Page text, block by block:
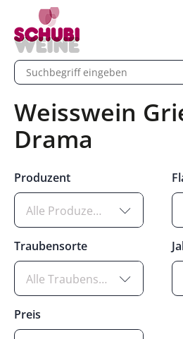
eingeben
Weisswein
Drama
Produzent
Alle Produzenten
Traubensorte
Alle Traubensorten
Preis